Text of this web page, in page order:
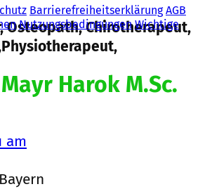
Barrierefreiheitserklärung AGB
Nutzungsbedingungen Wichtige
Osteopath, Chirotherapeut,
Harok M.Sc.
am